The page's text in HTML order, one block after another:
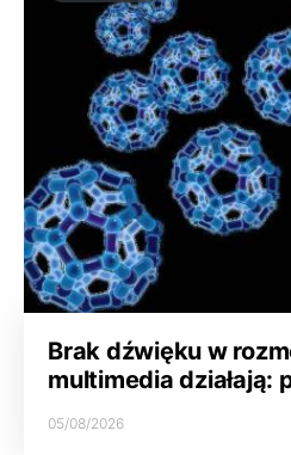
Brak dźwięku w
multimedia działają:
05/08/2026